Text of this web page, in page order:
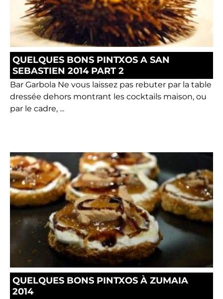
QUELQUES BONS PINTXOS A SAN
SEBASTIEN 2014 PART 2
Bar Garbola Ne vous laissez pas rebuter par la table
dressée dehors montrant les cocktails maison, ou
par le cadre, ...
QUELQUES BONS PINTXOS À ZUMAIA
2014